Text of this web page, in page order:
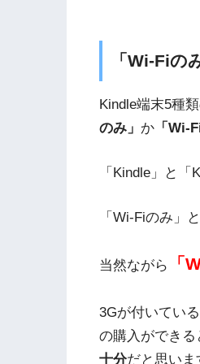
「Wi-Fiの
Kindle端末5種
のみ」 か 「Wi-
「Kindle」と
「Wi-Fiのみ」
当然ながら 「
3Gが付いてい
の購入ができ
十分だと思いま